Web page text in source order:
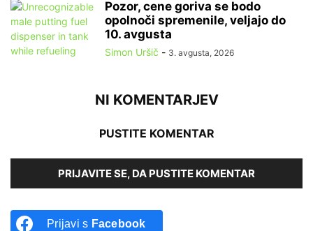
Pozor, cene goriva se bodo
opolnoči spremenile, veljajo do
10. avgusta
Simon Uršič - 3. avgusta, 2026
NI KOMENTARJEV
PUSTITE KOMENTAR
PRIJAVITE SE, DA PUSTITE KOMENTAR
Prijavi s Facebook